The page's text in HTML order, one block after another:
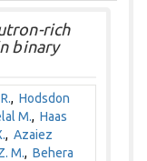
rich
binary
,Hodsdon
M.,Haas
,Azaiez
M.,Behera